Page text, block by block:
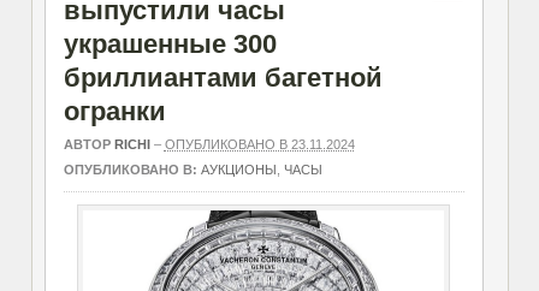
выпустили часы
украшенные 300
бриллиантами багетной
огранки
АВТОР RICHI– ОПУБЛИКОВАНО В 23.11.2024
ОПУБЛИКОВАНО В: АУКЦИОНЫ ЧАСЫ